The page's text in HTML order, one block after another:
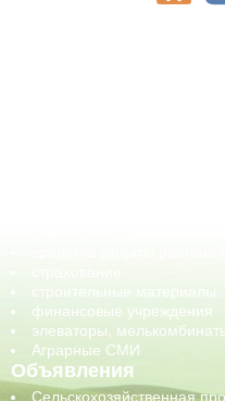
строительные материалы
финансовые учреждения
элеваторы,
Аграрные СМИ
Объявления
Сельскохозяйственная